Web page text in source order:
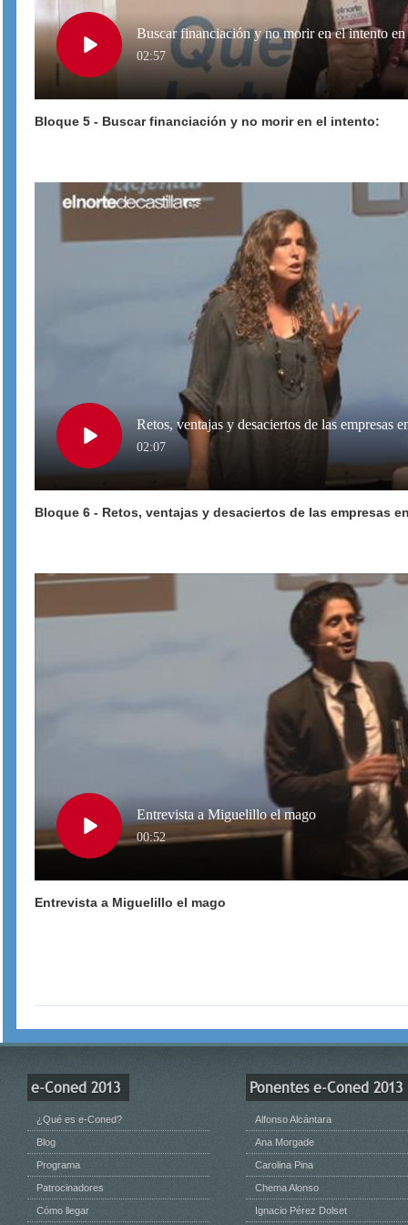
PlayBuscar financiación y no morir en el intento
02:57
Bloque 5 - Buscar financiación y no morir en el intento:
Play
Video
Retos, ventajas y desaciertos de las empresas
02:07
Bloque 6 - Retos, ventajas y desaciertos de las empresas
PlayEntrevista a Miguelillo el mago
00:52
Entrevista a Miguelillo el mago
e-Coned 2013
¿Qué es e-Coned?
Blog
Programa
Patrocinadores
Cómo llegar
Ponentes e-Coned 2013
Alfonso Alcántara
Ana Morgade
Carolina Pina
Chema Alonso
Ignacio Pérez Dolset